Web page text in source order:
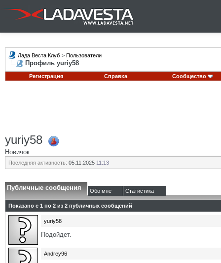
Лада Веста Клуб > Пользователи
Профиль yuriy58
Регистрация Справка Сообщество
yuriy58
Новичок
Последняя активность: 05.11.2025 11:13
Публичные сообщения Обо мне Статистика
Показано с 1 по 2 из 2 публичных сообщений
yuriy58
Подойдет.
Andrey96